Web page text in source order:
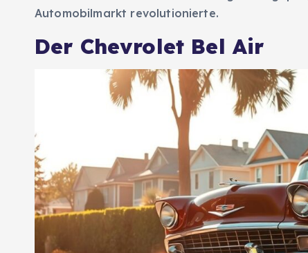
Automobilmarkt revolutionierte.
Der Chevrolet Bel Air